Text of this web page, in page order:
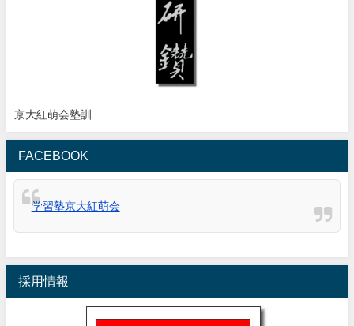
京大紅萌会塾訓
FACEBOOK
学習塾京大紅萌会
採用情報